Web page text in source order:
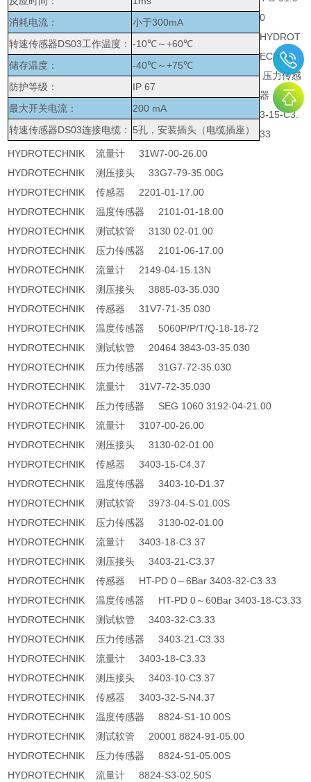
消耗电流：
小于300mA
转速传感器DS03工作温度： -10℃～+60℃
储存温度：
-40℃～+75℃
防护等级：
IP 67
最大开关电流：
200 mA
转速传感器DS03连接电缆：
5孔，安装插头（电缆插座）
0
HYDROT
ECHNIK
压力传感
器 340
3-15-C3.
33
HYDROTECHNIK 流量计 31W7-00-26.00
HYDROTECHNIK 测压接头 33G7-79-35.00G
HYDROTECHNIK 传感器 2201-01-17.00
HYDROTECHNIK 温度传感器 2101-01-18.00
HYDROTECHNIK 测试软管 3130 02-01.00
HYDROTECHNIK 压力传感器 2101-06-17.00
HYDROTECHNIK 流量计 2149-04-15.13N
HYDROTECHNIK 测压接头 3885-03-35.030
HYDROTECHNIK 传感器 31V7-71-35.030
HYDROTECHNIK 温度传感器 5060P/P/T/Q-18-18-72
HYDROTECHNIK 测试软管 20464 3843-03-35.030
HYDROTECHNIK 压力传感器 31G7-72-35.030
HYDROTECHNIK 流量计 31V7-72-35.030
HYDROTECHNIK 压力传感器 SEG 1060 3192-04-21.00
HYDROTECHNIK 流量计 3107-00-26.00
HYDROTECHNIK 测压接头 3130-02-01.00
HYDROTECHNIK 传感器 3403-15-C4.37
HYDROTECHNIK 温度传感器 3403-10-D1.37
HYDROTECHNIK 测试软管 3973-04-S-01.00S
HYDROTECHNIK 压力传感器 3130-02-01.00
HYDROTECHNIK 流量计 3403-18-C3.37
HYDROTECHNIK 测压接头 3403-21-C3.37
HYDROTECHNIK 传感器 HT-PD 0～6Bar 3403-32-C3.33
HYDROTECHNIK 温度传感器 HT-PD 0～60Bar 3403-18-C3.33
HYDROTECHNIK 测试软管 3403-32-C3.33
HYDROTECHNIK 压力传感器 3403-21-C3.33
HYDROTECHNIK 流量计 3403-18-C3.33
HYDROTECHNIK 测压接头 3403-10-C3.37
HYDROTECHNIK 传感器 3403-32-S-N4.37
HYDROTECHNIK 温度传感器 8824-S1-10.00S
HYDROTECHNIK 测试软管 20001 8824-91-05.00
HYDROTECHNIK 压力传感器 8824-S1-05.00S
HYDROTECHNIK 流量计 8824-S3-02.50S